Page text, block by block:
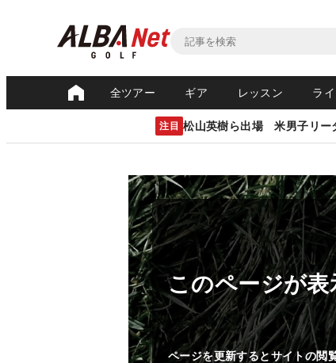
全ツアー ギア レッスン ラ
注目 松山英樹ら出場 米男子リー
このページが
ページを更新するとサイトの閲